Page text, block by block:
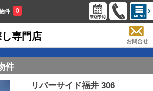
件 0
専門店 お問合せ
件
リバーサイド福井 306